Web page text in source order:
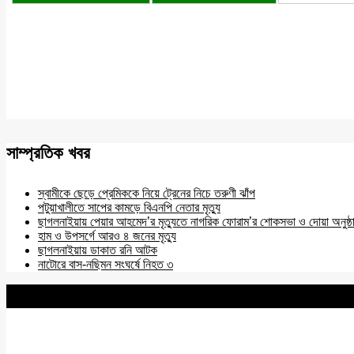
সাম্প্রতিক খবর
স্বামীকে ছেড়ে প্রেমিককে নিয়ে ট্রেনের নিচে তরুণী ঝাঁপ
পটুয়াখালীতে সাপের কামড়ে বিএনপি নেতার মৃত্যু
ছাগলনাইয়ায় পেয়ার আহমেদ’র মৃত্যুতে নাগরিক ফোরাম’র শোকসভা ও দোয়া
হাম ও উপসর্গে আরও ৪ জনের মৃত্যু
ছাগলনাইয়ায় ডাকাত রনি আটক
নাটোরে বাস-নছিমন সংঘর্ষে নিহত ৩